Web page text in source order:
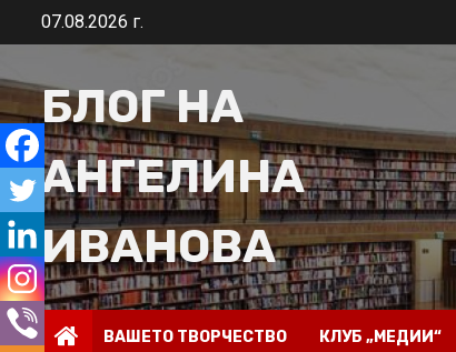
07.08.2026 г.
БЛОГ НА
АНГЕЛИНА
ИВАНОВА
ВАШЕТО ТВОРЧЕСТВО КЛУБ „МЕДИИ“